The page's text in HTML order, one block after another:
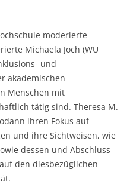
moderierte
Michaela Joch (WU
und
akademischen
Menschen mit
tätig sind. Theresa M.
ihren Fokus auf
und ihre Sichtweisen, wie
dessen und Abschluss
den diesbezüglichen